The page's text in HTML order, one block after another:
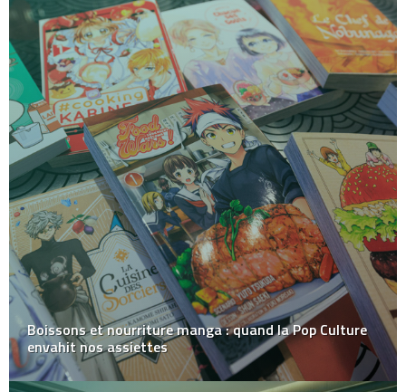
Boissons et nourriture manga : quand la Pop Culture
envahit nos assiettes